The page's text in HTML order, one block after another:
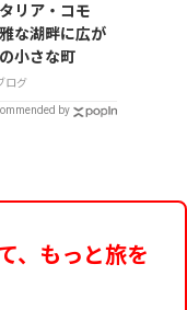
タリア・コモ
な湖畔に広が
小さな町
ログ
by
、もっと旅を